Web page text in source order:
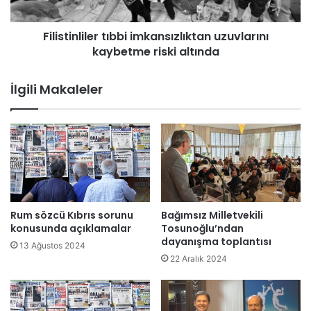
a
n
ı
n
ı
r
d
a
a
s
e
ı
ğ
n
l
t
ı
b
b
i
i
m
k
a
n
s
l
ı
Filistinliler tıbbi imkansızlıktan uzuvlarını
kaybetme riski altında
İlgili Makaleler
Rum sözcü Kıbrıs sorunu
konusunda açıklamalar
13 Ağustos 2024
Bağımsız Milletvekili
Tosunoğlu’ndan
dayanışma toplantısı
22 Aralık 2024